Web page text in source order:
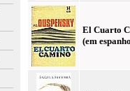
El Cuarto
(em